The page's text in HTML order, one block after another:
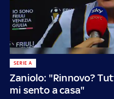
Zaniolo: "Rinnovo?
mi sento a casa"
SERIE A